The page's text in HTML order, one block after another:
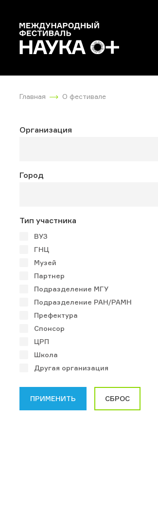
Главная О фестивале
Организация
Город
Тип участника
ВУЗ
ГНЦ
Музей
Партнер
Подразделение МГУ
Подразделение РАН/РАМН
Префектура
Спонсор
ЦРП
Школа
Другая организация